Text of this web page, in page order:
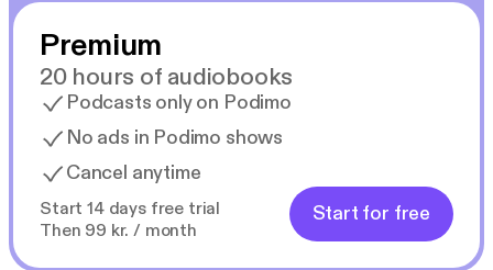
Premium
20 hours of audiobooks
Podcasts only on Podimo
No ads in Podimo shows
Cancel anytime
Start 14 days free trial
Then 99 kr. / month
Start for free